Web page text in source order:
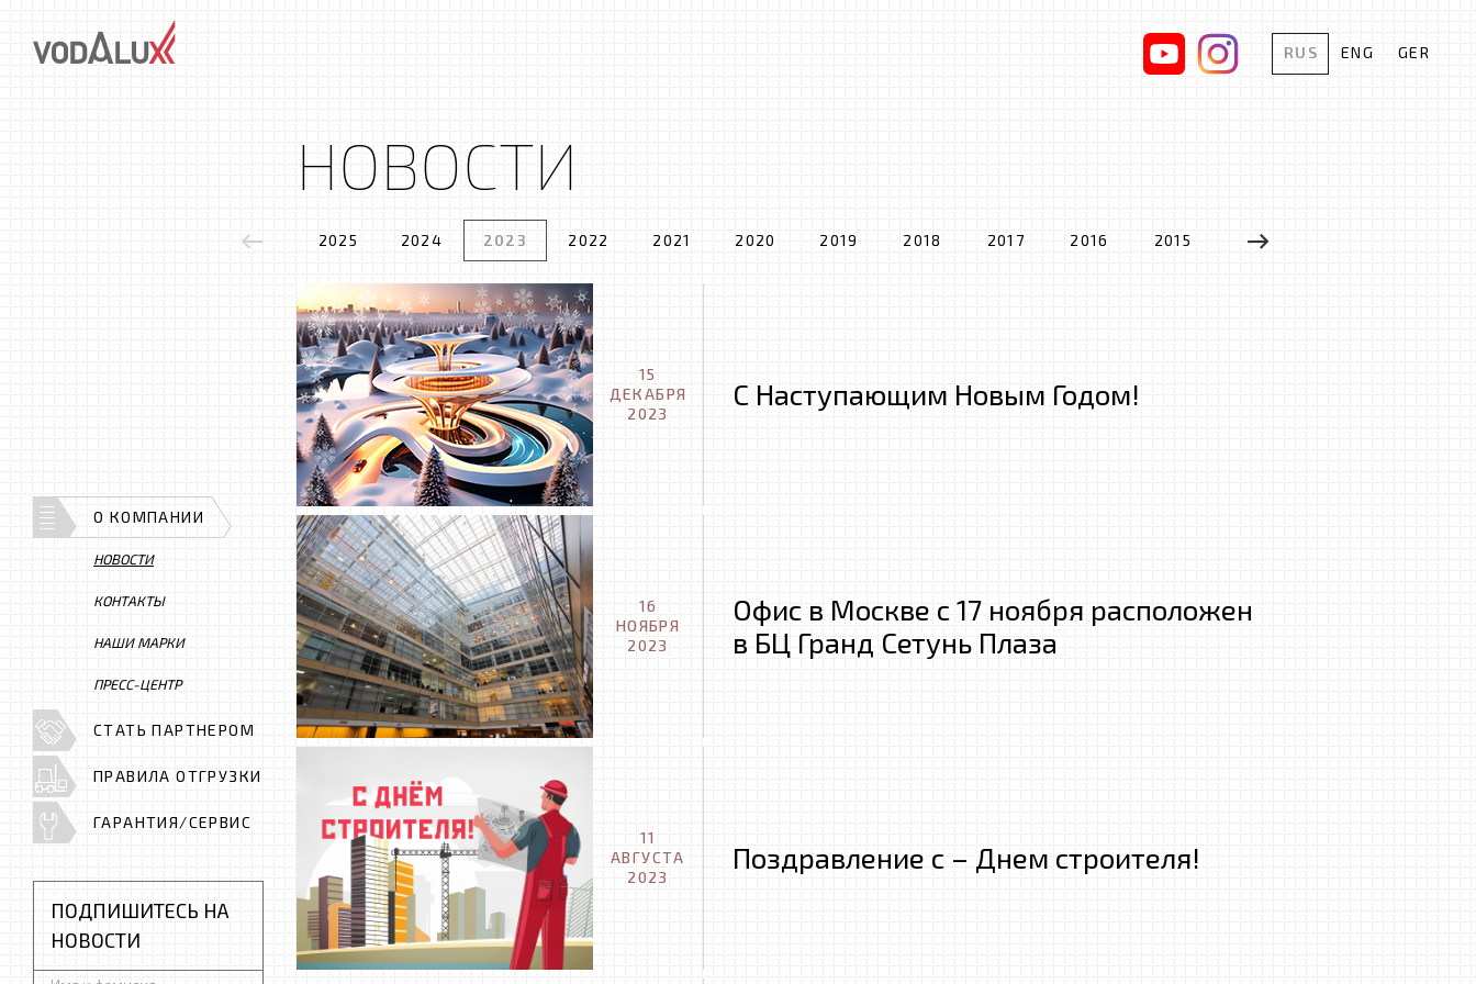
RUS ENG GER
НОВОСТИ
2025 2024 2023 2022 2021 2020 2019 2018 2017 2016 2015 2014 2013 2012
15
ДЕКАБРЯ
2023
С Наступающим Новым Годом!
16
НОЯБРЯ
2023
Офис в Москве с 17 ноября расположен
в БЦ Гранд Сетунь Плаза
11
АВГУСТА
2023
Поздравление с – Днем строителя!
О КОМПАНИИ
НОВОСТИ
КОНТАКТЫ
НАШИ МАРКИ
ПРЕСС-ЦЕНТР
СТАТЬ ПАРТНЕРОМ
ПРАВИЛА ОТГРУЗКИ
ГАРАНТИЯ/СЕРВИС
ПОДПИШИТЕСЬ НА
НОВОСТИ